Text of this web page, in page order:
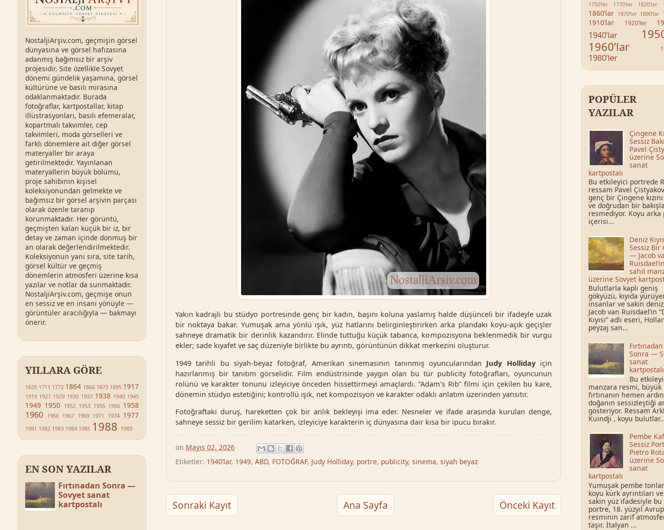
Yakın kadrajlı bu stüdyo portresinde genç bir kadın, başını koluna yaslamış halde düşünceli bir ifadeyle uzak
bir noktaya bakar. Yumuşak ama yönlü ışık, yüz hatlarını belirginleştirirken arka plandaki koyu-açık geçişler
sahneye dramatik bir derinlik kazandırır. Elinde tuttuğu küçük tabanca, kompozisyona beklenmedik bir vurgu
ekler; sade kıyafet ve saç düzeniyle birlikte bu ayrıntı, görüntünün dikkat merkezini oluşturur.
1949 tarihli bu siyah-beyaz fotoğraf, Amerikan sinemasının tanınmış oyuncularından Judy Hollidayiçin
hazırlanmış bir tanıtım görselidir. Film endüstrisinde yaygın olan bu tür publicity fotoğrafları, oyuncunun
rolünü ve karakter tonunu izleyiciye önceden hissettirmeyi amaçlardı. “Adam’s Rib” filmi için çekilen bu kare,
dönemin stüdyo estetiğini; kontrollü ışık, net kompozisyon ve karakter odaklı anlatım üzerinden yansıtır.
Fotoğraftaki duruş, hareketten çok bir anlık bekleyişi ima eder. Nesneler ve ifade arasında kurulan denge,
sahneye sessiz bir gerilim katarken, izleyiciye karakterin iç dünyasına dair kısa bir ipucu bırakır.
on Mayıs 02, 2026
Etiketler: 1940’lar, 1949, ABD, FOTOĞRAF, Judy Holliday, portre, publicity, sinema, siyah beyaz
Sonraki Kayıt Önceki Kayıt
Ana Sayfa
NostaljiArşiv.com, geçmişin görsel
dünyasına ve görsel hafızasına
adanmış bağımsız bir arşiv
projesidir. Site özellikle Sovyet
dönemi gündelik yaşamına, görsel
kültürüne ve basılı mirasına
odaklanmaktadır. Burada
fotoğraflar, kartpostallar, kitap
illüstrasyonları, basılı efemeralar,
kopartmalı takvimler, cep
takvimleri, moda görselleri ve
farklı dönemlere ait diğer görsel
materyaller bir araya
getirilmektedir. Yayınlanan
materyallerin büyük bölümü,
proje sahibinin kişisel
koleksiyonundan gelmekte ve
bağımsız bir görsel arşivin parçası
olarak özenle taranıp
korunmaktadır. Her görüntü,
geçmişten kalan küçük bir iz, bir
detay ve zaman içinde donmuş bir
an olarak değerlendirilmektedir.
Koleksiyonun yanı sıra, site tarih,
görsel kültür ve geçmiş
dönemlerin atmosferi üzerine kısa
yazılar ve notlar da sunmaktadır.
NostaljiArşiv.com, geçmişe onun
en sessiz ve en insani yönüyle —
görüntüler aracılığıyla — bakmayı
önerir.
YILLARA GÖRE
1635 1711 1772 1864 1866 1873 1895 1917
1919 1927 1929 1930 1937 1938 1940 1945
1949 1950 1952 1953 1955 1956 1958
1960 1966 1967 1969 1971 1974 1977
1981 1982 1983 1984 1985 1988 1989
EN SON YAZILAR
Fırtınadan Sonra —
Sovyet sanat
kartpostalı
1750’ler
1770’ler 1820’ler
1860’lar 1870’ler 1890’lar
1910’lar 1920’ler
1940’lar
1960’lar
1980’ler
POPÜLER
YAZILAR
Çingene
Sessiz
Pavel
üzerine
sanat
kartpostalı
Bu etkileyici portrede
ressam Pavel
genç bir Çingene
ve doğrudan bir
resmediyor. Koyu arka
içerisi...
Deniz
Sessiz Bir
— Jacob
sahil
üzerine Sovyet
Bulutlarla kaplı geniş
gökyüzü, kıyıda
insanlar ve sakin
Jacob van Ruisdael’in
Kıyısı” adlı eseri,
peyzaj san...
Fırtınadan
Sonra —
sanat
kartpostalı
Bu
manzara resmi, büyük
fırtınanın hemen
doğanın sessizleştiği
gösteriyor. Ressam
Kuindji , koyu
Pembe
Sessiz
Pietro
üzerine
sanat
kartpostalı
Yumuşak pembe
koyu kürk ayrıntıları ve
sakin yüz ifadesiyle bu
portre, 18. yüzyıl
resminin zarif
taşır. İtalyan ...